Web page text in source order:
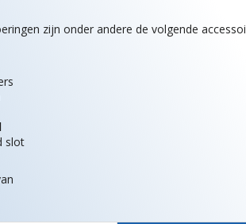
zijn onder andere de volgende
slot